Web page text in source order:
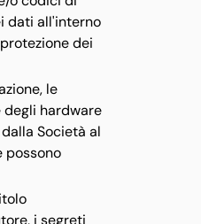
dati all'interno
dei
le
hardware
Società al
possono
i segreti